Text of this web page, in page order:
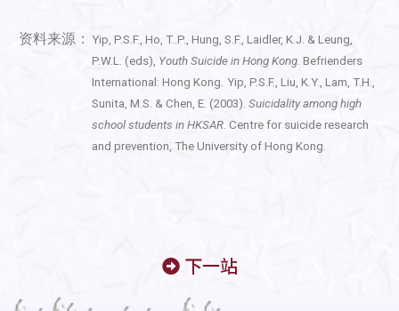
资料来源： Yip, P.S.F., Ho, T..P., Hung, S.F., Laidler, K.J. & Leung,
P.W.L. (eds), Youth Suicide in Hong Kong. Befrienders
International: Hong Kong. Yip, P.S.F., Liu, K.Y., Lam, T.H.,
Sunita, M.S. & Chen, E. (2003). Suicidality among high
school students in HKSAR. Centre for suicide research
and prevention, The University of Hong Kong.
下一站